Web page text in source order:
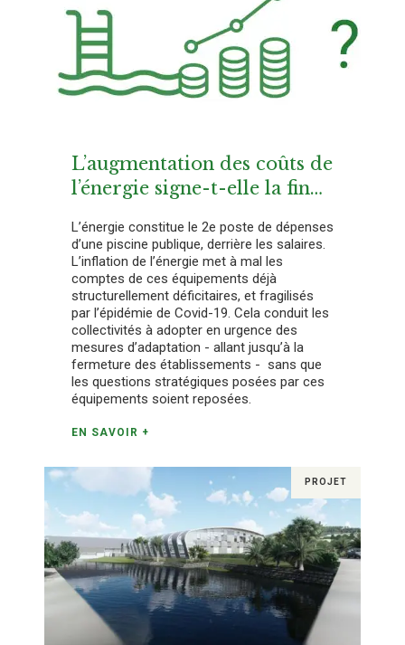
L’augmentation des coûts de
l’énergie signe-t-elle la fin
L’énergie constitue le 2e poste de dépenses
d’une piscine publique, derrière les salaires.
L’inflation de l’énergie met à mal les
comptes de ces équipements déjà
structurellement déficitaires, et fragilisés
par l’épidémie de Covid-19. Cela conduit les
collectivités à adopter en urgence des
mesures d’adaptation - allant jusqu’à la
fermeture des établissements - sans que
les questions stratégiques posées par ces
équipements soient reposées.
EN SAVOIR +
PROJET